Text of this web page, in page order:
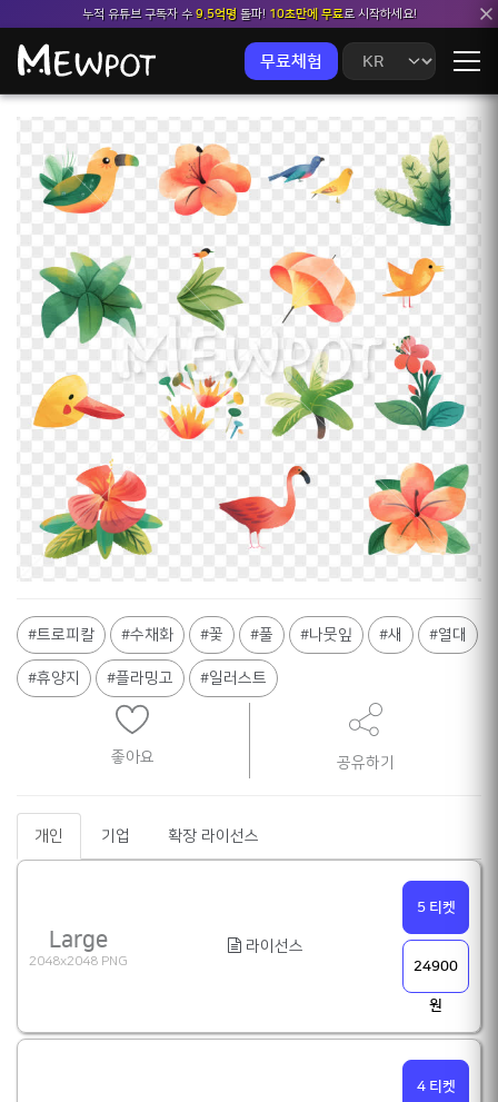
누적 유튜브 구독자 수9.5억명돌파! 10초만에 무료로 시작하세요!
무료체험
트로피칼 수채화 꽃 풀 나뭇잎 새 열대
휴양지 플라밍고 일러스트
좋아요 공유하기
개인 기업 확장 라이선스
Large
2048x2048 PNG
라이선스
5 티켓
24900
원
4 티켓